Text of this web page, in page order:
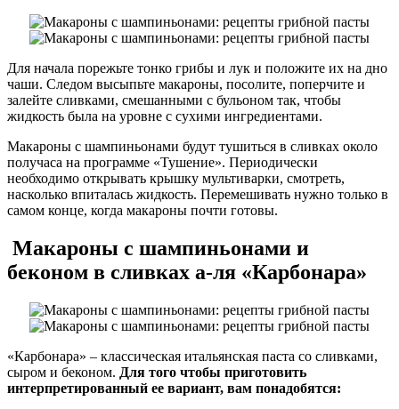
Для начала порежьте тонко грибы и лук и положите их на дно
чаши. Следом высыпьте макароны, посолите, поперчите и
залейте сливками, смешанными с бульоном так, чтобы
жидкость была на уровне с сухими ингредиентами.
Макароны с шампиньонами будут тушиться в сливках около
получаса на программе «Тушение». Периодически
необходимо открывать крышку мультиварки, смотреть,
насколько впиталась жидкость. Перемешивать нужно только в
самом конце, когда макароны почти готовы.
Макароны с шампиньонами и
беконом в сливках а-ля «Карбонара»
«Карбонара» – классическая итальянская паста со сливками,
сыром и беконом. Для того чтобы приготовить
интерпретированный ее вариант, вам понадобятся: